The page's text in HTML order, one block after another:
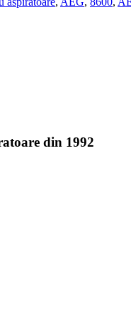
din 1992